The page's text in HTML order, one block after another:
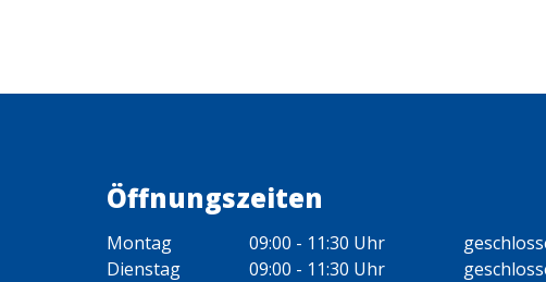
Öffnungszeiten
Montag
Dienstag
09:00 - 11:30 Uhr
09:00 - 11:30 Uhr